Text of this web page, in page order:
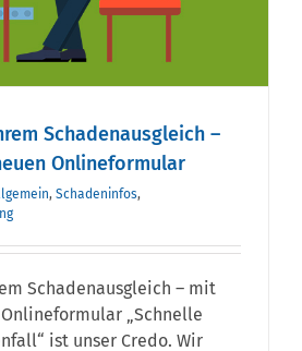
Schadenausgleich –
Onlineformular
, Schadeninfos,
Schadenausgleich – mit
„Schnelle
ist unser Credo. Wir